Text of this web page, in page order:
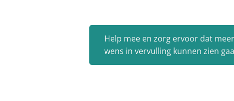
Help mee en zorg ervoor dat
wens in vervulling kunnen zien